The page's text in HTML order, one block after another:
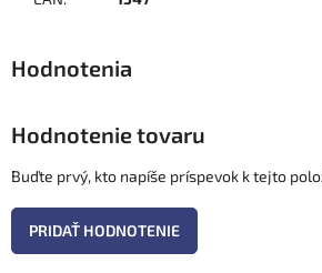
Hodnotenie tovaru
Buďte prvý, kto napíše príspevok k tejto
PRIDAŤ HODNOTENIE